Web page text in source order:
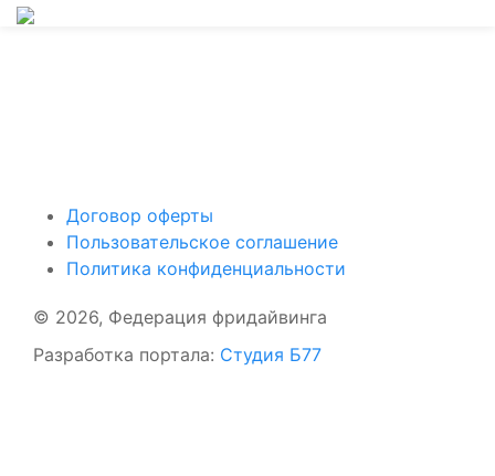
Договор оферты
Пользовательское соглашение
Политика конфиденциальности
© 2026, Федерация фридайвинга
Разработка портала: Студия Б77